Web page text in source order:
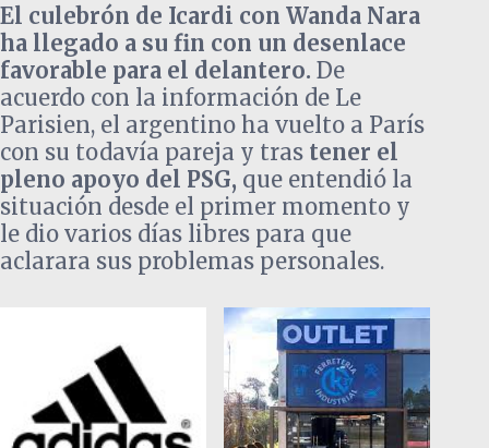
El culebrón de Icardi con Wanda Nara
ha llegado a su fin con un desenlace
favorable para el delantero. De
acuerdo con la información de Le
Parisien, el argentino ha vuelto a París
con su todavía pareja y tras tener el
pleno apoyo del PSG, que entendió la
situación desde el primer momento y
le dio varios días libres para que
aclarara sus problemas personales.